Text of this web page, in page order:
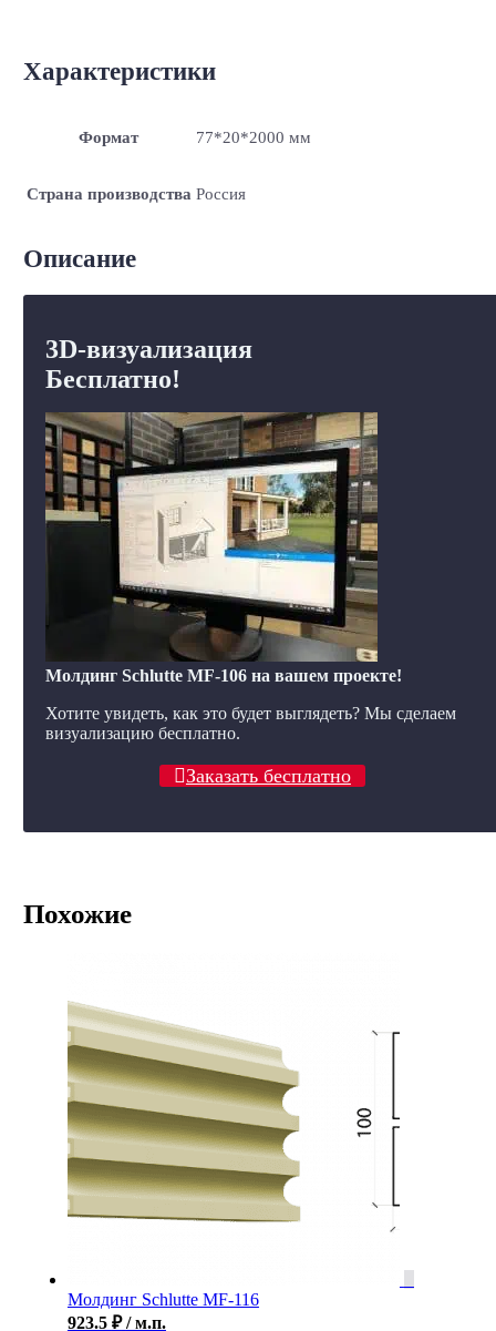
Характеристики
Формат 77*20*2000 мм
Страна производства Россия
Описание
3D-визуализация
Бесплатно!
Молдинг Schlutte MF-106 на вашем проекте!
Хотите увидеть, как это будет выглядеть? Мы сделаем
визуализацию бесплатно.
Заказать бесплатно
Похожие
Молдинг Schlutte MF-116
923.5 ₽ / м.п.